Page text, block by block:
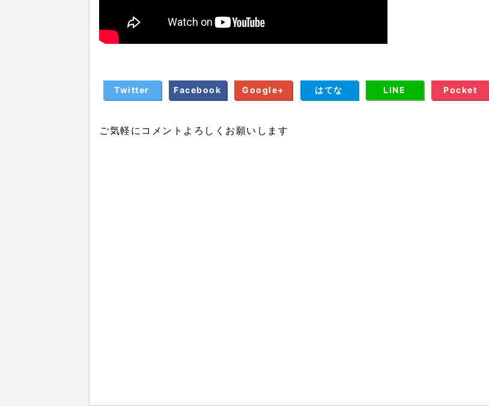
Twitter Facebook Google+ はてな LINE Pocket
ご気軽にコメントよろしくお願いします